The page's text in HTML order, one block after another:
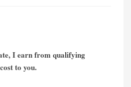
I earn from qualifying
to you.